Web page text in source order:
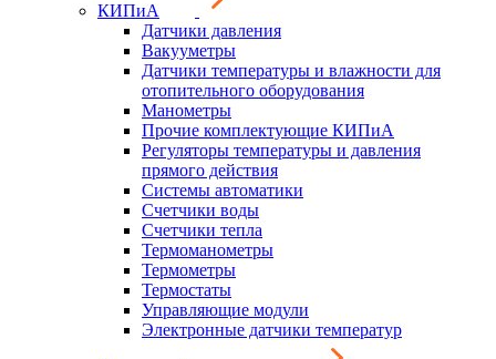
КИПиА
Датчики давления
Вакууметры
Датчики температуры и влажности для
отопительного оборудования
Манометры
Прочие комплектующие КИПиА
Регуляторы температуры и давления
прямого действия
Системы автоматики
Счетчики воды
Счетчики тепла
Термоманометры
Термометры
Термостаты
Управляющие модули
Электронные датчики температур